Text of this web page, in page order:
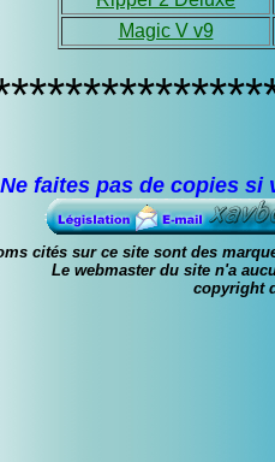
Magic V v9
Ne faites pas de copies si
cités sur ce site sont des
Le webmaster du site n'a
copyright